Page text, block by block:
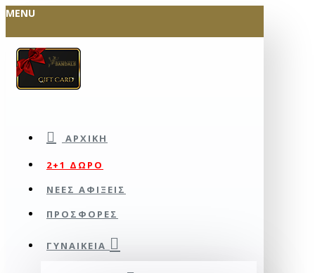
MENU
ΑΡΧΙΚΉ
2+1 ΔΩΡΟ
ΝΕΕΣ ΑΦΙΞΕΙΣ
ΠΡΟΣΦΟΡΕΣ
ΓΥΝΑΙΚΕΊΑ